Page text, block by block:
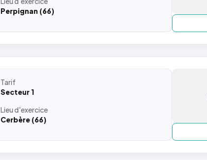
Perpignan (66)
Tarif
Secteur 1
Lieud'exercice
Cerbère (66)